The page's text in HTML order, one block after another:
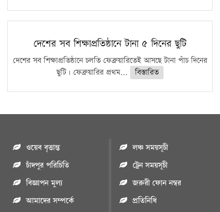
দেশের সব শিক্ষাপ্রতিষ্ঠানে টানা ৫ দিনের ছুটি
দেশের সব শিক্ষাপ্রতিষ্ঠানে চলতি ফেব্রুয়ারিতেই আসছে টানা পাঁচ দিনের
ছুটি। ফেব্রুয়ারির প্রথম...
বিস্তারিত
ওয়েব বৃত্তান্ত
চাঁদপুর পরিচিতি
বিজ্ঞাপন মুল্য
আমাদের সম্পর্কে
লঞ্চ সময়সূচী
ট্রেন সময়সূচী
জরুরী ফোন নম্বর
প্রতিনিধি